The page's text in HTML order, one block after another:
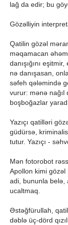
lağ da edir; bu
Gözəlliyin
Qatilin gözəl
məqamacan
danışığını
nə danışasan,
səfeh qələmində
vurur: mənə nağıl
boşboğazlar
Yazıçı qatilləri
güdürsə,
tutur. Yazıçı -
Mən fotorobot
Apollon kimi gözəl
adi, bununla belə,
ucaltmaq.
Əstəğfürullah,
dəblə üç-dörd